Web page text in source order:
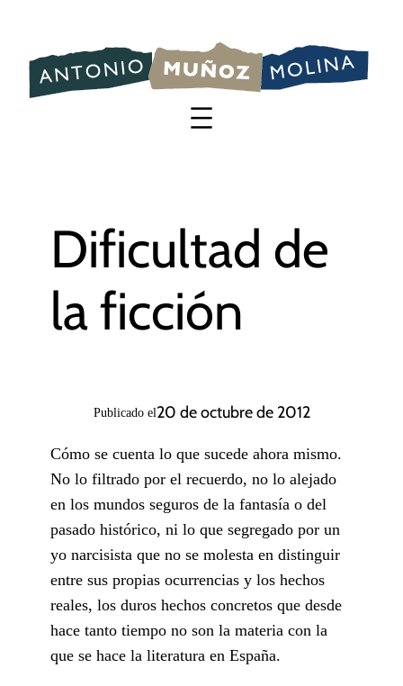
contenido
Dificultad de
la ficción
Publicado el20 de octubre de 2012
Cómo se cuenta lo que sucede ahora mismo.
No lo filtrado por el recuerdo, no lo alejado
en los mundos seguros de la fantasía o del
pasado histórico, ni lo que segregado por un
yo narcisista que no se molesta en distinguir
entre sus propias ocurrencias y los hechos
reales, los duros hechos concretos que desde
hace tanto tiempo no son la materia con la
que se hace la literatura en España.